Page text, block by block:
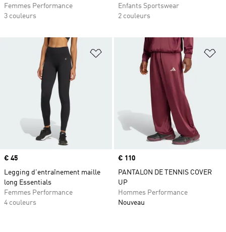
Femmes Performance
3 couleurs
Enfants Sportswear
2 couleurs
Ajouter à la Liste de produits
Prix
€ 45
Legging d'entraînement maille
long Essentials
Femmes Performance
4 couleurs
Prix
€ 110
PANTALON DE TENNIS COVER
UP
Hommes Performance
Nouveau